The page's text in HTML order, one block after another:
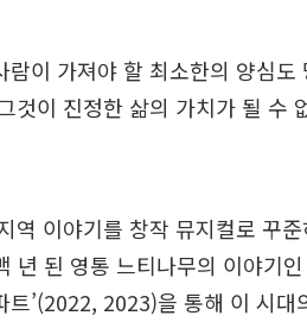
이 가져야 할 최소한의 양심도
것이 진정한 삶의 가치가 될 수
이야기를 창작 뮤지컬로 꾸준
년 된 영통 느티나무의 이야기인
’(2022, 2023)을 통해 이 시대